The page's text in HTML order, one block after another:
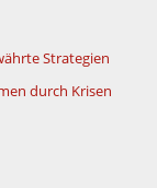
Strategien
durch Krisen